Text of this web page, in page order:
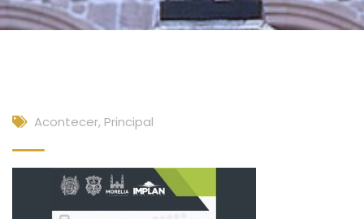
Acontecer, Principal